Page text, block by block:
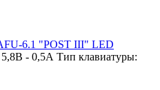
6.1 "POST III" LED
5,8В - 0,5А Тип клавиатуры: